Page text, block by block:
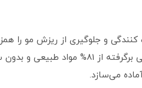
و جلوگیری از ریزش مو را
تقویت کننده مو فیتوسیان بانوان فیتو انتخابی ایده‌آل
می‌سازد.